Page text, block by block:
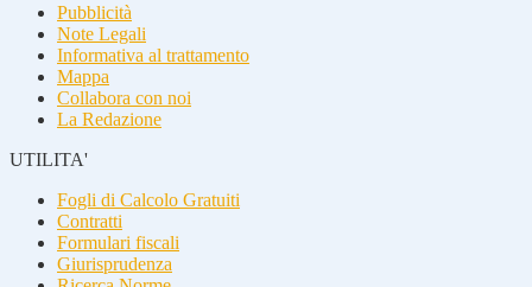
Pubblicità
Note Legali
Informativa al trattamento
Mappa
Collabora con noi
La Redazione
UTILITA'
Fogli di Calcolo Gratuiti
Contratti
Formulari fiscali
Giurisprudenza